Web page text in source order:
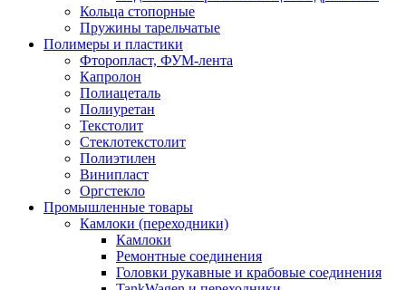
Кольца стопорные
Пружины тарельчатые
Полимеры и пластики
Фторопласт, ФУМ-лента
Капролон
Полиацеталь
Полиуретан
Текстолит
Стеклотекстолит
Полиэтилен
Винипласт
Оргстекло
Промышленные товары
Камлоки (переходники)
Камлоки
Ремонтные соединения
Головки рукавные и крабовые соединения